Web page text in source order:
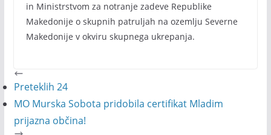
in Ministrstvom za notranje zadeve Republike
Makedonije o skupnih patruljah na ozemlju Severne
Makedonije v okviru skupnega ukrepanja.
Preteklih 24
MO Murska Sobota pridobila certifikat Mladim
prijazna občina!